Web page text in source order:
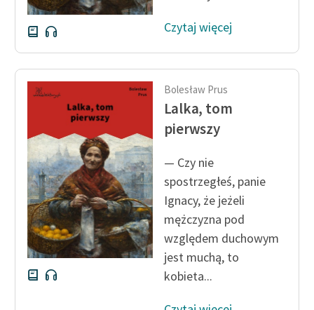
Czytaj więcej
Bolesław Prus
Lalka, tom
pierwszy
— Czy nie
spostrzegłeś, panie
Ignacy, że jeżeli
mężczyzna pod
względem duchowym
jest muchą, to
kobieta...